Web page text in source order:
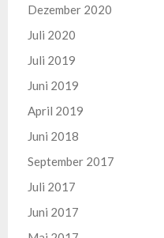
Dezember 2020
Juli 2020
Juli 2019
Juni 2019
April 2019
Juni 2018
September 2017
Juli 2017
Juni 2017